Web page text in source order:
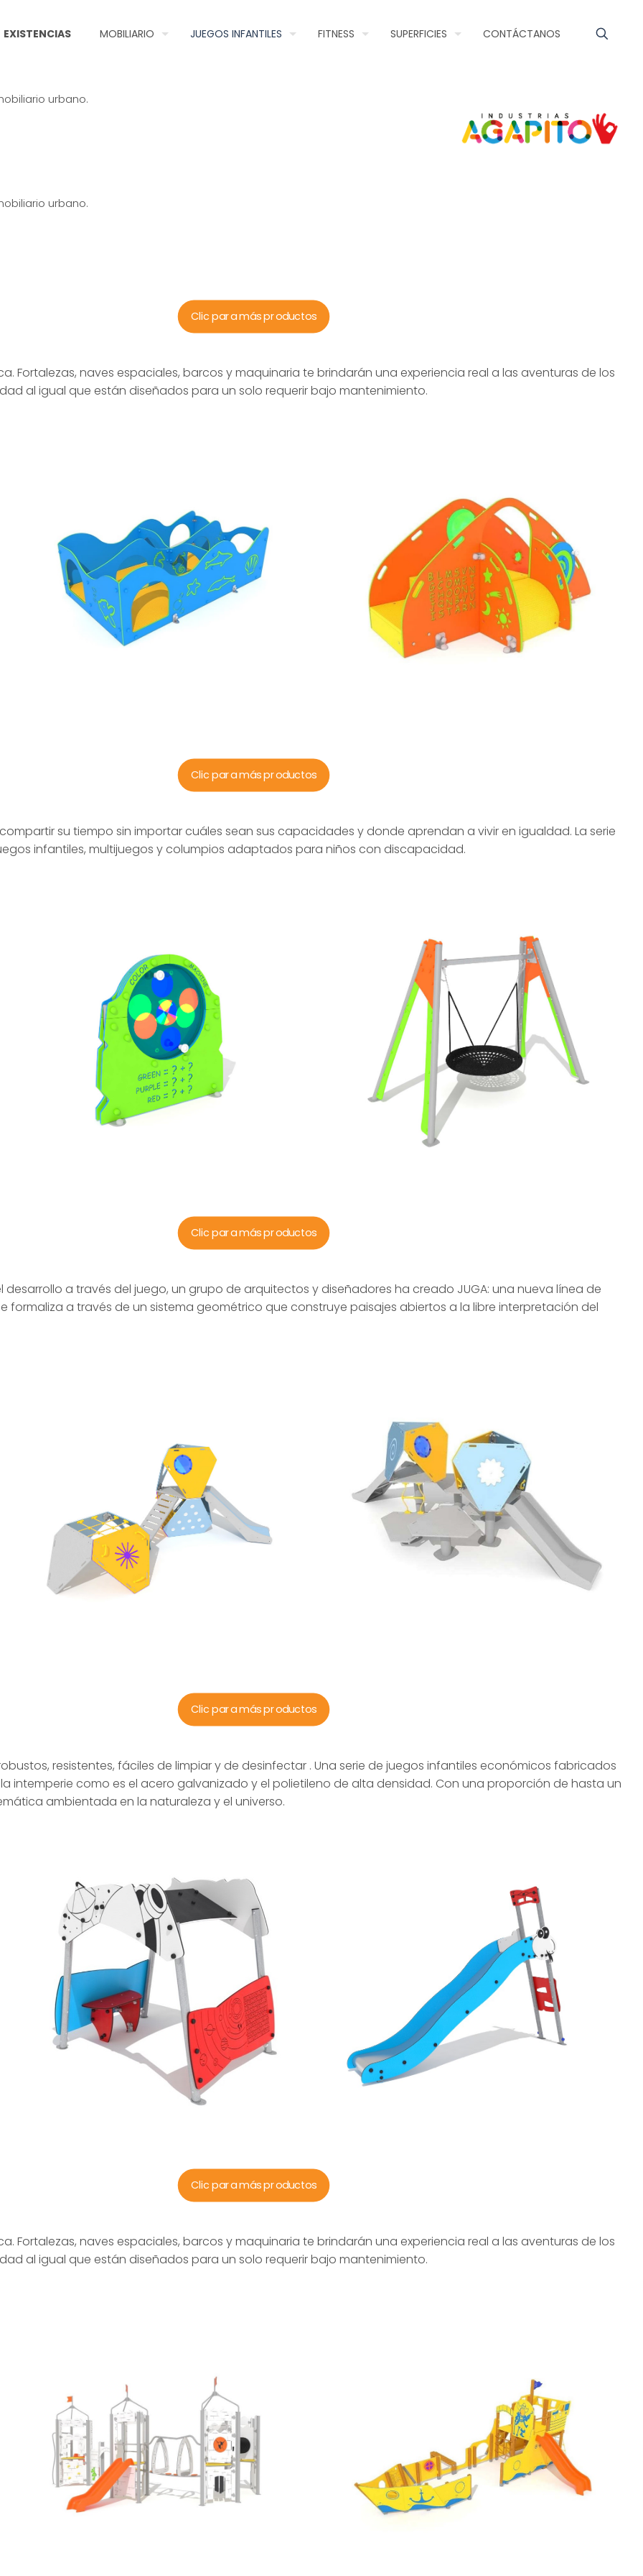
EXISTENCIAS MOBILIARIO JUEGOS INFANTILES FITNESS SUPERFICIES CONTÁCTANOS
urbano.
urbano.
Clic para más productos
Fortalezas, naves espaciales, barcos y maquinaria te brindarán una experiencia real a las aventuras de los
al igual que están diseñados para un solo requerir bajo mantenimiento.
Clic para más productos
su tiempo sin importar cuáles sean sus capacidades y donde aprendan a vivir en igualdad. La serie
infantiles, multijuegos y columpios adaptados para niños con discapacidad.
Clic para más productos
a través del juego, un grupo de arquitectos y diseñadores ha creado JUGA: una nueva línea de
formaliza a través de un sistema geométrico que construye paisajes abiertos a la libre interpretación del
Clic para más productos
resistentes, fáciles de limpiar y de desinfectar . Una serie de juegos infantiles económicos fabricados
intemperie como es el acero galvanizado y el polietileno de alta densidad. Con una proporción de hasta un
ambientada en la naturaleza y el universo.
Clic para más productos
Fortalezas, naves espaciales, barcos y maquinaria te brindarán una experiencia real a las aventuras de los
al igual que están diseñados para un solo requerir bajo mantenimiento.